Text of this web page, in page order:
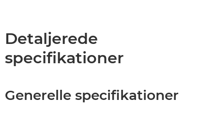
Detaljerede
specifikationer
Generelle specifikationer